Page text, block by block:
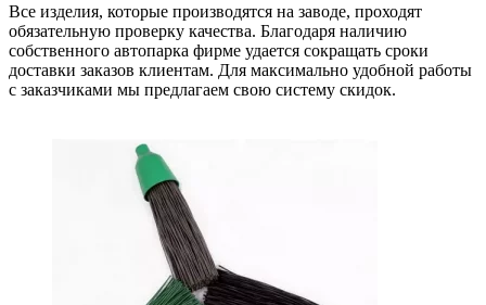
Все изделия, которые производятся на заводе, проходят
обязательную проверку качества. Благодаря наличию
собственного автопарка фирме удается сокращать сроки
доставки заказов клиентам. Для максимально удобной работы
с заказчиками мы предлагаем свою систему скидок.